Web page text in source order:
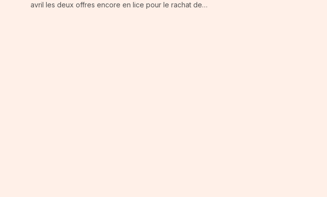
avril les deux offres encore en lice pour le rachat de…